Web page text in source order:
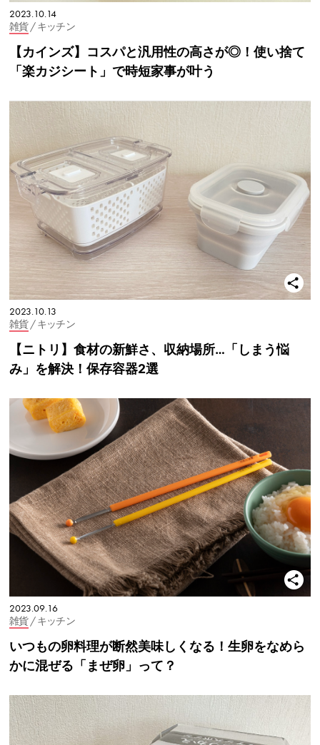
2023.10.14
雑貨/ キッチン
【カインズ】コスパと汎用性の高さが◎！使い捨て
「楽カジシート」で時短家事が叶う
2023.10.13
雑貨/ キッチン
【ニトリ】食材の新鮮さ、収納場所…「しまう悩
み」を解決！保存容器2選
2023.09.16
雑貨/ キッチン
いつもの卵料理が断然美味しくなる！生卵をなめら
かに混ぜる「まぜ卵」って？